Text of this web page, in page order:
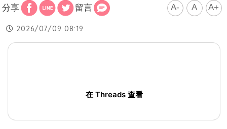
分享 留言 A- A A+
2026/07/09 08:19
在 Threads 查看